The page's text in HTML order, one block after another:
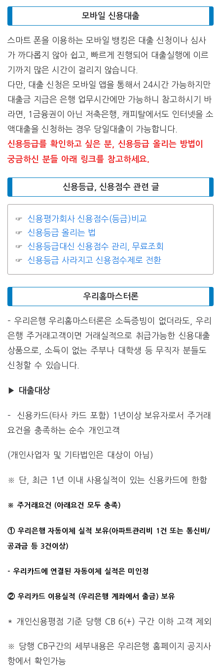
모바일 신용대출
스마트 폰을 이용하는 모바일 뱅킹은 대출 신청이나 심사
가 까다롭지 않아 쉽고, 빠르게 진행되어 대출실행에 이르
기까지 많은 시간이 걸리지 않습니다.
다만, 대출 신청은 모바일 앱을 통해서 24시간 가능하지만
대출금 지급은 은행 업무시간에만 가능하니 참고하시기 바
라면, 1금융권이 아닌 저축은행, 캐피탈에서도 인터넷을 소
액대출을 신청하는 경우 당일대출이 가능합니다.
신용등급를 확인하고 싶은 분, 신용등급 올리는 방법이
궁금하신 분들 아래 링크를 참고하세요.
신용등급, 신용점수 관련 글
신용평가회사 신용점수(등급)비교
신용등급 올리는 법
신용등급대신 신용점수 관리, 무료조회
신용등급 사라지고 신용점수제로 전환
우리홈마스터론
– 우리은행 우리홈마스터론은 소득증빙이 없더라도, 우리
은행 주거래고객이면 거래실적으로 취급가능한 신용대출
상품으로, 소득이 없는 주부나 대학생 등 무직자 분들도
신청할 수 있습니다.
▶ 대출대상
– 신용카드(타사 카드 포함) 1년이상 보유자로서 주거래
요건을 충족하는 순수 개인고객
(개인사업자 및 기타법인은 대상이 아님)
※ 단, 최근 1년 이내 사용실적이 있는 신용카드에 한함
※ 주거래요건 (아래요건 모두 충족)
① 우리은행 자동이체 실적 보유(아파트관리비 1건 또는 통신비/
공과금 등 3건이상)
– 우리카드에 연결된 자동이체 실적은 미인정
② 우리카드 이용실적 (우리은행 계좌에서 출금) 보유
* 개인신용평점 기준 당행 CB 6(+) 구간 이하 고객 제외
※ 당행 CB구간의 세부내용은 우리은행 홈페이지 공지사
항에서 확인가능